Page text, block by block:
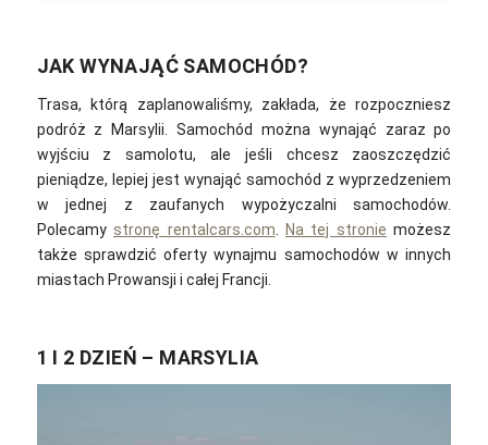
JAK WYNAJĄĆ SAMOCHÓD?
Trasa, którą zaplanowaliśmy, zakłada, że rozpoczniesz
podróż z Marsylii. Samochód można wynająć zaraz po
wyjściu z samolotu, ale jeśli chcesz zaoszczędzić
pieniądze, lepiej jest wynająć samochód z wyprzedzeniem
w jednej z zaufanych wypożyczalni samochodów.
Polecamy stronę rentalcars.com. Na tej stronie możesz
także sprawdzić oferty wynajmu samochodów w innych
miastach Prowansji i całej Francji.
1 I 2 DZIEŃ – MARSYLIA